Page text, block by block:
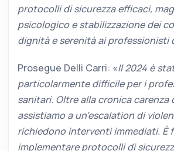
protocolli di sicurezza efficaci,
psicologico e stabilizzazione dei
dignità e serenità ai professionisti
Prosegue Delli Carri: «Il 2024 è
particolarmente difficile per i
sanitari. Oltre alla cronica carenza
assistiamo a un’escalation di
richiedono interventi immediati. È
implementare protocolli di